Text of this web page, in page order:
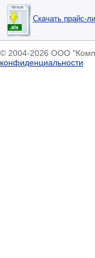
Скачать прайс-
© 2004-2026 ООО
конфиденциальности